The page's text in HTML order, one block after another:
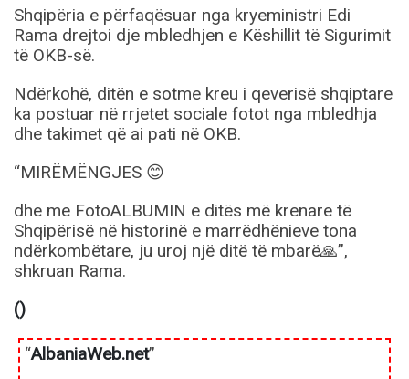
Shqipëria e përfaqësuar nga kryeministri Edi
Rama drejtoi dje mbledhjen e Këshillit të Sigurimit
të OKB-së.
Ndërkohë, ditën e sotme kreu i qeverisë shqiptare
ka postuar në rrjetet sociale fotot nga mbledhja
dhe takimet që ai pati në OKB.
“MIRËMËNGJES 😊
dhe me FotoALBUMIN e ditës më krenare të
Shqipërisë në historinë e marrëdhënieve tona
ndërkombëtare, ju uroj një ditë të mbarë🙏”,
shkruan Rama.
()
“AlbaniaWeb.net”